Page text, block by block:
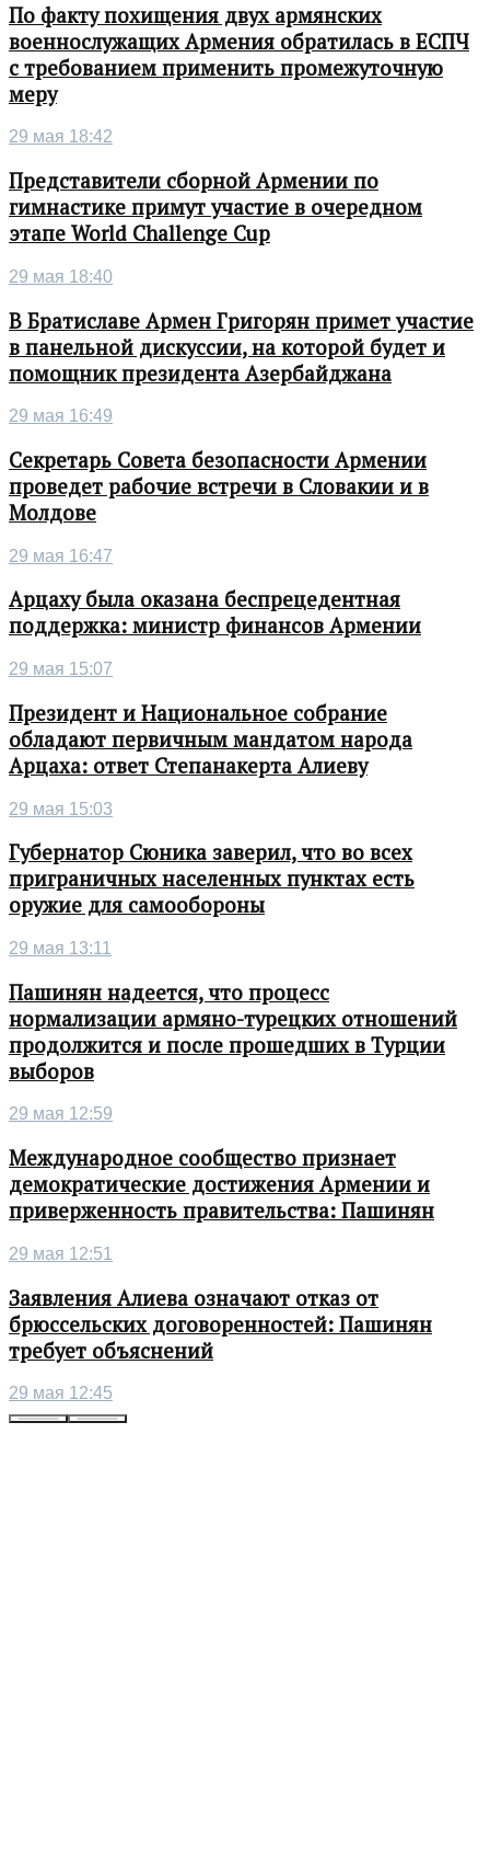
По факту похищения двух армянских
военнослужащих Армения обратилась в ЕСПЧ
с требованием применить промежуточную
меру
29 мая 18:42
Представители сборной Армении по
гимнастике примут участие в очередном
этапе World Challenge Cup
29 мая 18:40
В Братиславе Армен Григорян примет участие
в панельной дискуссии, на которой будет и
помощник президента Азербайджана
29 мая 16:49
Секретарь Совета безопасности Армении
проведет рабочие встречи в Словакии и в
Молдове
29 мая 16:47
Арцаху была оказана беспрецедентная
поддержка: министр финансов Армении
29 мая 15:07
Президент и Национальное собрание
обладают первичным мандатом народа
Арцаха: ответ Степанакерта Алиеву
29 мая 15:03
Губернатор Сюника заверил, что во всех
приграничных населенных пунктах есть
оружие для самообороны
29 мая 13:11
Пашинян надеется, что процесс
нормализации армяно-турецких отношений
продолжится и после прошедших в Турции
выборов
29 мая 12:59
Международное сообщество признает
демократические достижения Армении и
приверженность правительства: Пашинян
29 мая 12:51
Заявления Алиева означают отказ от
брюссельских договоренностей: Пашинян
требует объяснений
29 мая 12:45